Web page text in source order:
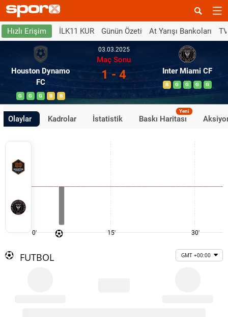
Hızlı Erişim İLK11 KUR Günün Özeti At Yarışı Bankoları
Houston Dynamo
FC
G G G B B
03.03.2025
Maç Sonu
1 - 4 Inter Miami CF
B G G G G
Olaylar Kadrolar İstatistik Baskı Haritası
Yeni
0' 15' 30'
FUTBOL GMT +00:00